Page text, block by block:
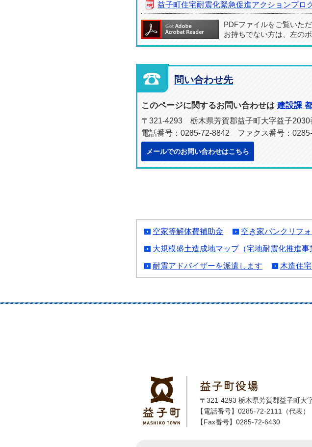
益子町住宅耐震化緊急促進アクションプロ
PDFファイルをご覧いた
お持ちでない方は、左の
問い合わせ先
このページに関するお問い合わせは 建設課
〒321-4293 栃木県芳賀郡益子町大字益子2030
電話番号：0285-72-8842 ファクス番号：
メールでのお問い合わせはこちら
空家等解体費補助金 空き家バンクリフ
大規模盛土造成地マップ（宅地耐震化推進事
耐震アドバイザーを派遣します 木造住
益子町
益子町役場
〒321-4293 栃木県芳賀郡益子町大
【電話番号】0285-72-2111（代表）
【Fax番号】0285-72-6430